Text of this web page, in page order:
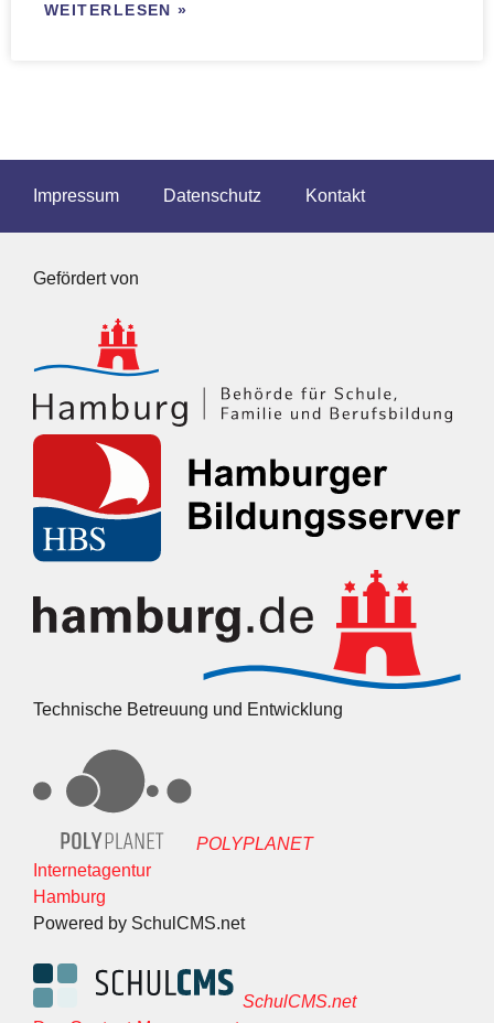
WEITERLESEN »
Impressum Datenschutz Kontakt
Gefördert von
Technische Betreuung und Entwicklung
POLYPLANET
Internetagentur
Hamburg
Powered by SchulCMS.net
SchulCMS.net